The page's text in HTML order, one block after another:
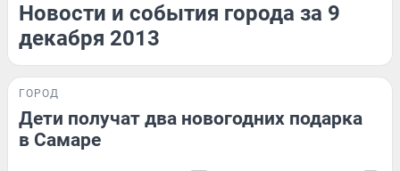
Новости и события города за 9
декабря 2013
ГОРОД
Дети получат два новогодних подарка
в Самаре